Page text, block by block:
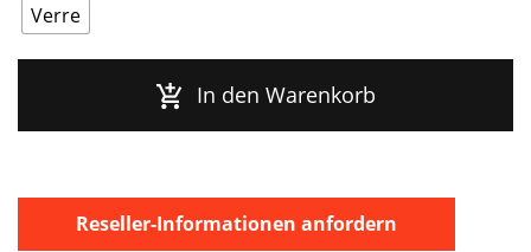
Verre
In den Warenkorb
Reseller-Informationen anfordern